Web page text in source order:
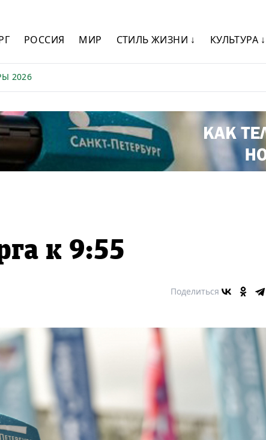
РОССИЯ МИР СТИЛЬ ЖИЗНИ ↓ КУЛЬТУРА ↓
2026
к 9:55
Поделиться